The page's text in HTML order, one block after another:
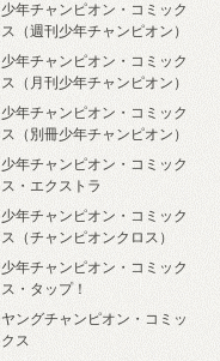
少年チャンピオン・コミック
ス（週刊少年チャンピオン）
少年チャンピオン・コミック
ス（月刊少年チャンピオン）
少年チャンピオン・コミック
ス（別冊少年チャンピオン）
少年チャンピオン・コミック
ス・エクストラ
少年チャンピオン・コミック
ス（チャンピオンクロス）
少年チャンピオン・コミック
ス・タップ！
ヤングチャンピオン・コミッ
クス